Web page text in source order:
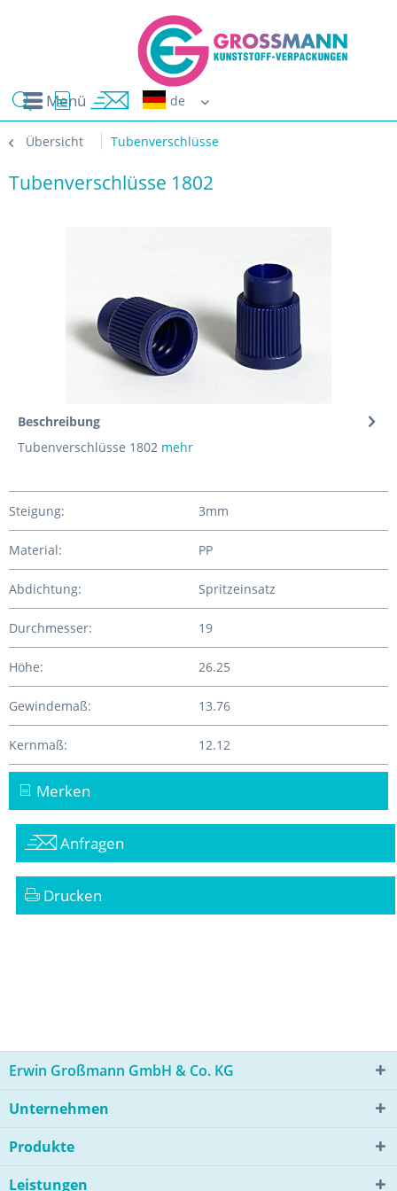
Menü
Übersicht Tubenverschlüsse
Tubenverschlüsse 1802
Beschreibung
Tubenverschlüsse 1802 mehr
Steigung: 3mm
Material: PP
Abdichtung: Spritzeinsatz
Durchmesser: 19
Höhe: 26.25
Gewindemaß: 13.76
Kernmaß: 12.12
Merken
Anfragen
Drucken
Erwin Großmann GmbH & Co. KG
Unternehmen
Produkte
Leistungen